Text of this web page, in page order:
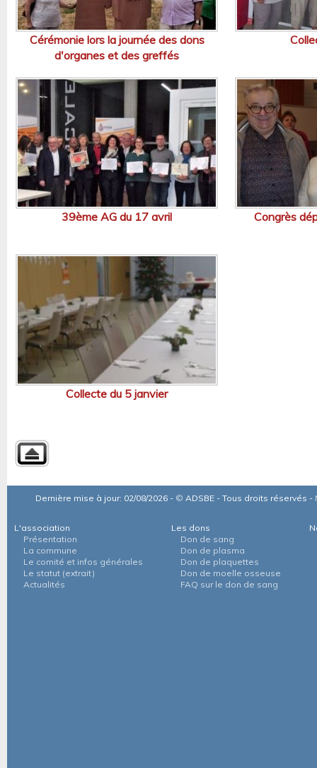
Cérémonie lors la journée des dons
d'organes et des greffés
39ème AG du 17 avril Congrès
Collecte du 5 janvier
Dernière mise à jour: 02/08/2026 - © ADSBE - Tous droits réservés -
L'association
Présentation
La commune
Le comité et infos générales
Le statut (extrait)
Actualités
Les dons
Don de sang
Don de plasma
Don de plaquettes
Don de moelle osseuse
FAQ sur le don de sang